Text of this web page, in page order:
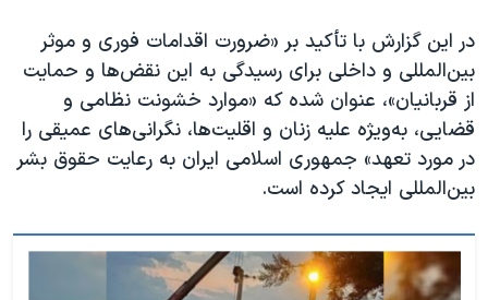
در این گزارش با تأکید بر «ضرورت اقدامات فوری و موثر
بین‌المللی و داخلی برای رسیدگی به این نقض‌ها و حمایت
از قربانیان»، عنوان شده که «موارد خشونت نظامی و
قضایی، به‌ویژه علیه زنان و اقلیت‌ها، نگرانی‌های عمیقی را
در مورد تعهد» جمهوری اسلامی ایران به رعایت حقوق بشر
بین‌المللی ایجاد کرده است.